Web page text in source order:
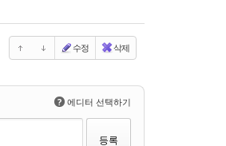
수정 삭제
? 에디터 선택하기